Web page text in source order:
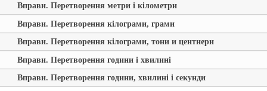
Вправи. Перетворення метри і кілометри
Вправи. Перетворення кілограми, грами
Вправи. Перетворення кілограми, тони и центнери
Вправи. Перетворення години і хвилині
Вправи. Перетворення години, хвилині і секунди